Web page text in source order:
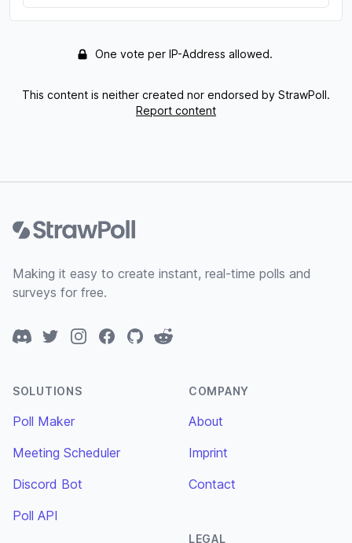
One vote per IP-Address allowed.
This content is neither created nor endorsed by StrawPoll.
Report content
Making it easy to create instant, real-time polls and
surveys for free.
DiscordTwitterInstagramFacebook
GitHubReddit
SOLUTIONS
Poll Maker
Meeting Scheduler
Discord Bot
Poll API
COMPANY
About
Imprint
Contact
LEGAL